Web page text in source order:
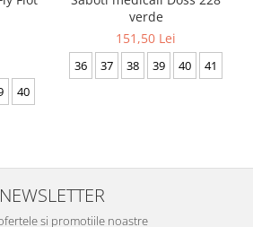
40
verde
151,50 Lei
36 37 38 39 40 41
NEWSLETTER
si promotiile noastre